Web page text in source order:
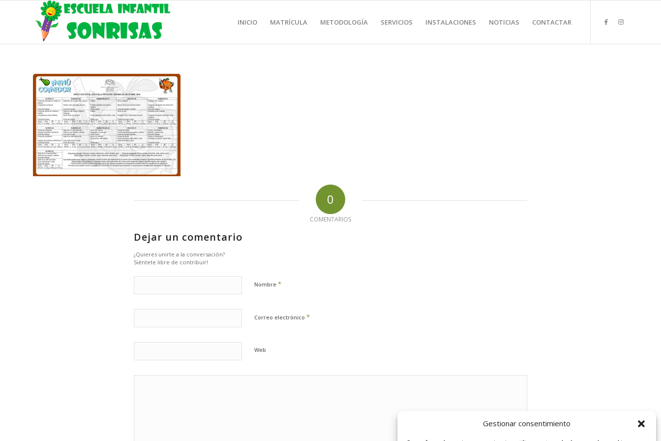
Gestionar consentimiento
INICIO MATRÍCULA METODOLOGÍA SERVICIOS INSTALACIONES NOTICIAS CONTACTAR
0
COMENTARIOS
Dejar un comentario
¿Quieres unirte a la conversación?
Siéntete libre de contribuir!
Nombre *
Correo electrónico *
Web